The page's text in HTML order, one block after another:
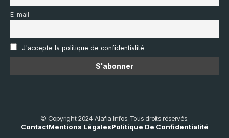
E-mail
J'accepte la politique de confidentialité
© Copyright 2024 Alafia Infos. Tous droits réservés.
ContactMentions LégalesPolitique De Confidentialité